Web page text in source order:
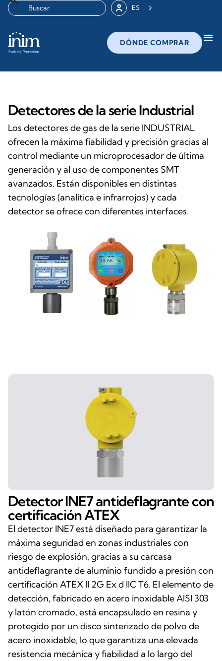
ES
DÓNDE COMPRAR menu
Detectores de la serie Industrial
Los detectores de gas de la serie INDUSTRIAL
ofrecen la máxima fiabilidad y precisión gracias al
control mediante un microprocesador de última
generación y al uso de componentes SMT
avanzados. Están disponibles en distintas
tecnologías (analítica e infrarrojos) y cada
detector se ofrece con diferentes interfaces.
Detector INE7 antideflagrante con
certificación ATEX
El detector INE7 está diseñado para garantizar la
máxima seguridad en zonas industriales con
riesgo de explosión, gracias a su carcasa
antideflagrante de aluminio fundido a presión con
certificación ATEX II 2G Ex d IIC T6. El elemento de
detección, fabricado en acero inoxidable AISI 303
y latón cromado, está encapsulado en resina y
protegido por un disco sinterizado de polvo de
acero inoxidable, lo que garantiza una elevada
resistencia mecánica y fiabilidad a lo largo del